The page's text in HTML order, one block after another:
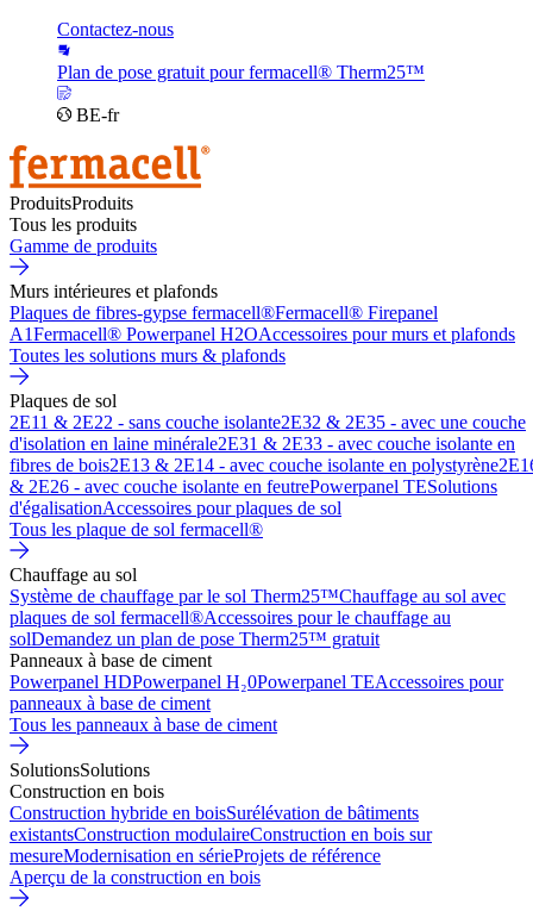
Contactez-nous
Plan de pose gratuit pour fermacell® Therm25™
BE-fr
ProduitsProduits
Tous les produits
Gamme de produits
Murs intérieures et plafonds
Plaques de fibres-gypse fermacell®Fermacell® Firepanel
A1Fermacell® Powerpanel H2OAccessoires pour murs et plafonds
Toutes les solutions murs & plafonds
Plaques de sol
2E11 & 2E22 - sans couche isolante2E32 & 2E35 - avec une couche
d'isolation en laine minérale2E31 & 2E33 - avec couche isolante en
fibres de bois2E13 & 2E14 - avec couche isolante en polystyrène
& 2E26 - avec couche isolante en feutrePowerpanel TESolutions
d'égalisationAccessoires pour plaques de sol
Tous les plaque de sol fermacell®
Chauffage au sol
Système de chauffage par le sol Therm25™Chauffage au sol avec
plaques de sol fermacell®Accessoires pour le chauffage au
solDemandez un plan de pose Therm25™ gratuit
Panneaux à base de ciment
Powerpanel HDPowerpanel H₂0Powerpanel TEAccessoires pour
panneaux à base de ciment
Tous les panneaux à base de ciment
SolutionsSolutions
Construction en bois
Construction hybride en boisSurélévation de bâtiments
existantsConstruction modulaireConstruction en bois sur
mesureModernisation en sérieProjets de référence
Aperçu de la construction en bois